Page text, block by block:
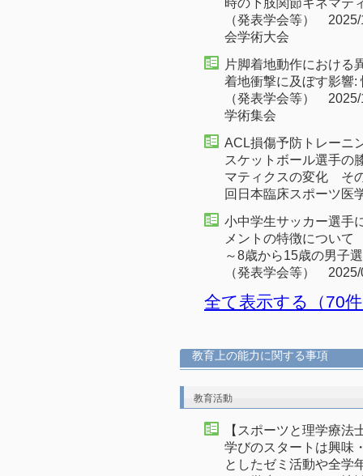
時の下肢関節キネマ
（発表学会等）
会学術大会
片脚着地動作における
着地衝撃に及ぼす影響
（発表学会等）
学術集会
ACL損傷予防トレーニ
スケットボール選手の
マティクスの変化 そ
回日本臨床スポーツ医
小中学生サッカー選手
メントの特徴について
～8歳から15歳の男子
（発表学会等）
全て表示する（70
教育上の能力に関する事項
教育活動
【スポーツと理学療
学びのスタートは興味
としたゼミ活動や全学